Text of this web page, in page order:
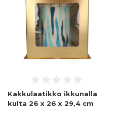
Kakkulaatikko ikkunalla
kulta 26 x 26 x 29,4 cm